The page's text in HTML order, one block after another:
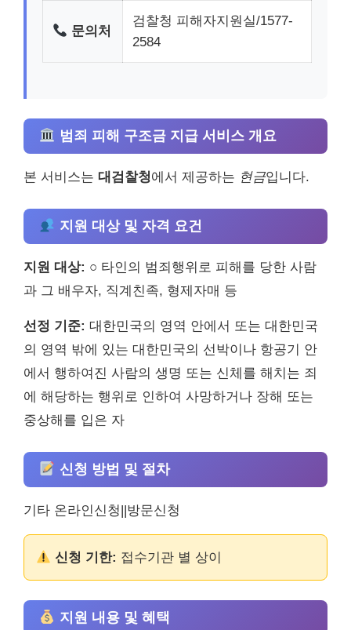
문의처
검찰청 피해자지원실/1577-
2584
범죄 피해 구조금 지급 서비스 개요
본 서비스는 대검찰청에서 제공하는 현금입니다.
지원 대상 및 자격 요건
지원 대상: ○ 타인의 범죄행위로 피해를 당한 사람
과 그 배우자, 직계친족, 형제자매 등
선정 기준: 대한민국의 영역 안에서 또는 대한민국
의 영역 밖에 있는 대한민국의 선박이나 항공기 안
에서 행하여진 사람의 생명 또는 신체를 해치는 죄
에 해당하는 행위로 인하여 사망하거나 장해 또는
중상해를 입은 자
신청 방법 및 절차
기타 온라인신청||방문신청
신청 기한: 접수기관 별 상이
지원 내용 및 혜택